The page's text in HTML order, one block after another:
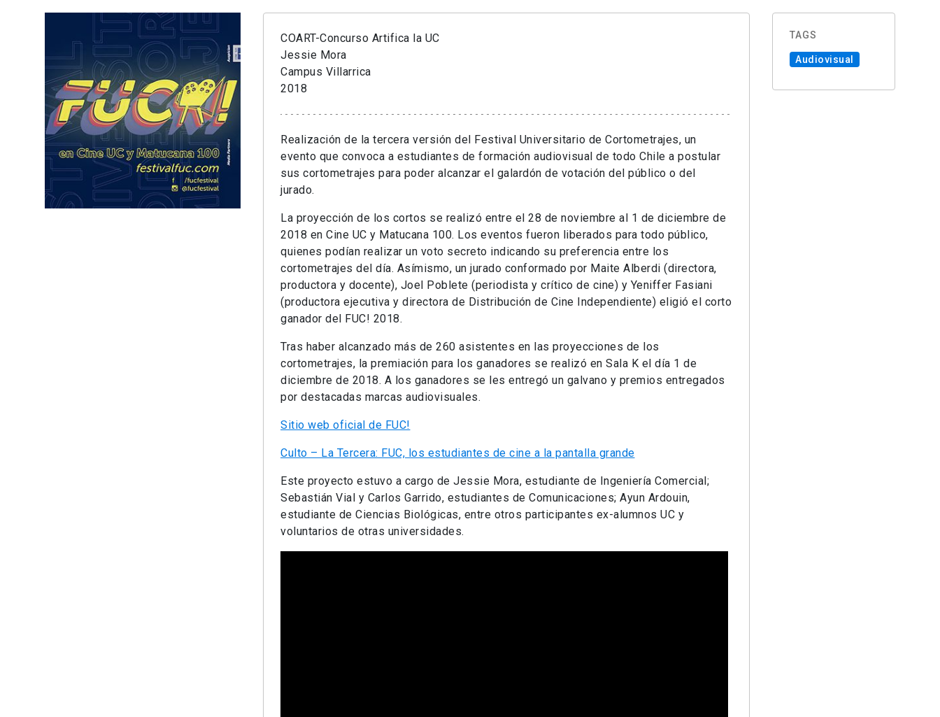
COART-Concurso Artifica la UC
Jessie Mora
Campus Villarrica
2018
Realización de la tercera versión del Festival Universitario de Cortometrajes, un
evento que convoca a estudiantes de formación audiovisual de todo Chile a postular
sus cortometrajes para poder alcanzar el galardón de votación del público o del
jurado.
La proyección de los cortos se realizó entre el 28 de noviembre al 1 de diciembre de
2018 en Cine UC y Matucana 100. Los eventos fueron liberados para todo público,
quienes podían realizar un voto secreto indicando su preferencia entre los
cortometrajes del día. Asímismo, un jurado conformado por Maite Alberdi (directora,
productora y docente), Joel Poblete (periodista y crítico de cine) y Yeniffer Fasiani
(productora ejecutiva y directora de Distribución de Cine Independiente) eligió el corto
ganador del FUC! 2018.
Tras haber alcanzado más de 260 asistentes en las proyecciones de los
cortometrajes, la premiación para los ganadores se realizó en Sala K el día 1 de
diciembre de 2018. A los ganadores se les entregó un galvano y premios entregados
por destacadas marcas audiovisuales.
Sitio web oficial de FUC!
Culto – La Tercera: FUC, los estudiantes de cine a la pantalla grande
Este proyecto estuvo a cargo de Jessie Mora, estudiante de Ingeniería Comercial;
Sebastián Vial y Carlos Garrido, estudiantes de Comunicaciones; Ayun Ardouin,
estudiante de Ciencias Biológicas, entre otros participantes ex-alumnos UC y
voluntarios de otras universidades.
TAGS
Audiovisual